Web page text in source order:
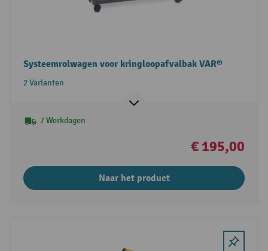
Systeemrolwagen voor kringloopafvalbak VAR®
2 Varianten
7 Werkdagen
€ 195,00
Naar het product